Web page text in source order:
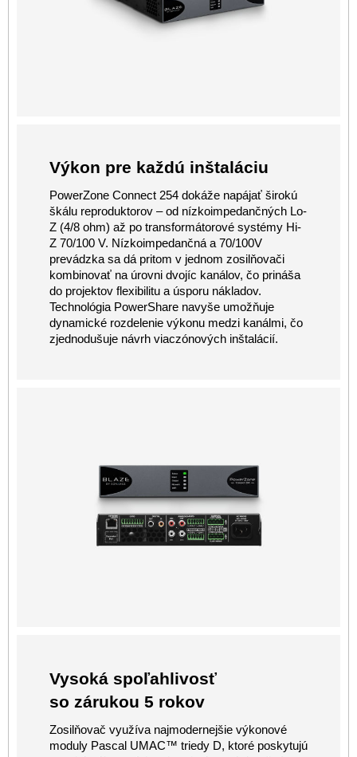
Výkon pre každú inštaláciu
PowerZone Connect 254 dokáže napájať širokú
škálu reproduktorov – od nízkoimpedančných Lo-
Z (4/8 ohm) až po transformátorové systémy Hi-
Z 70/100 V. Nízkoimpedančná a 70/100V
prevádzka sa dá pritom v jednom zosilňovači
kombinovať na úrovni dvojíc kanálov, čo prináša
do projektov flexibilitu a úsporu nákladov.
Technológia PowerShare navyše umožňuje
dynamické rozdelenie výkonu medzi kanálmi, čo
zjednodušuje návrh viaczónových inštalácií.
Vysoká spoľahlivosť
so zárukou 5 rokov
Zosilňovač využíva najmodernejšie výkonové
moduly Pascal UMAC™ triedy D, ktoré poskytujú